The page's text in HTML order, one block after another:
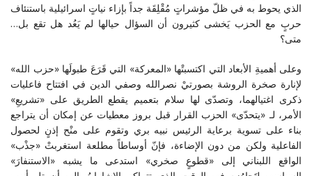
الذي يحوط به في ظلّ مؤشراتٍ مُقْلِقَة جداً بإزاء نياتٍ اسرائيلية باستنئاف
حربٍ مع الحزب يَخشى كثيرون أن السؤال حيالها لم يَعُد هل تقع بل…
متى؟
وعلى أهميةِ الأبعاد التي اكتسبتْها «المعركة» التي قَرَعَ طبولَها «حزب الله»
لإنارة صخرة الروشة بصورتيْ نصرالله وصفي الدين في افتتاح فاعليات
ذكرى اغتيالهما، وتصدّى لها سلام بتعميم يقطع الطريق على «تشريعِ»
الأمر، لـ «يتحدّى» الحزب القرار قبل بروز معطيات عن إمكان أن يتراجع
بناء على تسوية برعاية الرئيس نبيه بري وتقوم على منْح إذنٍ لحصول
الفاعلية ولكن من دون الإضاءة، فإنّ أوساطاً مطلعة استغربتْ «جذْب»
الواقع اللبناني إلى «قطوعٍ صخري» استدعى ما يشبه «الاستنفارَ»